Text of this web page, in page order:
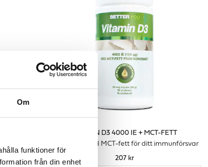
Om
funktioner för
från din enhet
VITAMIN D3 4000 IE + MCT-FETT
D-vitamin med MCT-fett för ditt immunförsvar
207 kr